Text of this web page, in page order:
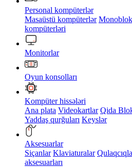
Personal kompüterlər
Masaüstü kompüterlər
kompüterləri
Monitorlar
Oyun konsolları
Kompüter hissələri
Ana plata Videokartlar Qida
Yaddaş qurğuları Keyslər
Aksesuarlar
Siçanlar Klaviaturalar
aksesuarları